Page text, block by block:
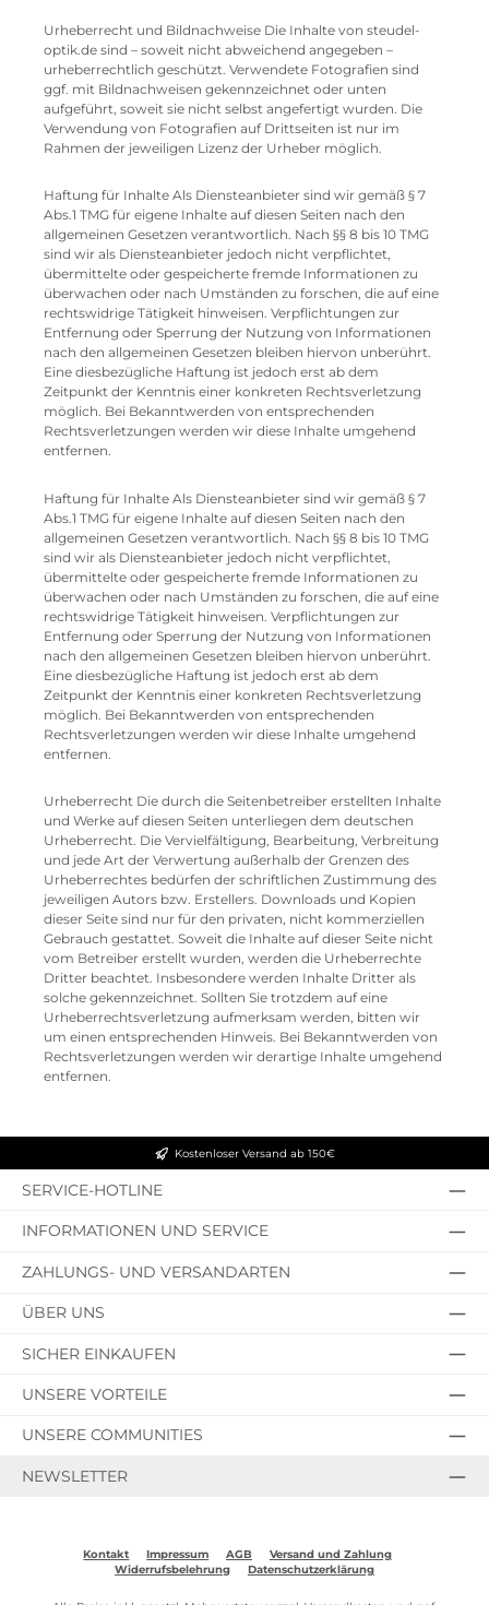
Urheberrecht und Bildnachweise Die Inhalte von steudel-
optik.de sind – soweit nicht abweichend angegeben –
urheberrechtlich geschützt. Verwendete Fotografien sind
ggf. mit Bildnachweisen gekennzeichnet oder unten
aufgeführt, soweit sie nicht selbst angefertigt wurden. Die
Verwendung von Fotografien auf Drittseiten ist nur im
Rahmen der jeweiligen Lizenz der Urheber möglich.
Haftung für Inhalte Als Diensteanbieter sind wir gemäß § 7
Abs.1 TMG für eigene Inhalte auf diesen Seiten nach den
allgemeinen Gesetzen verantwortlich. Nach §§ 8 bis 10 TMG
sind wir als Diensteanbieter jedoch nicht verpflichtet,
übermittelte oder gespeicherte fremde Informationen zu
überwachen oder nach Umständen zu forschen, die auf eine
rechtswidrige Tätigkeit hinweisen. Verpflichtungen zur
Entfernung oder Sperrung der Nutzung von Informationen
nach den allgemeinen Gesetzen bleiben hiervon unberührt.
Eine diesbezügliche Haftung ist jedoch erst ab dem
Zeitpunkt der Kenntnis einer konkreten Rechtsverletzung
möglich. Bei Bekanntwerden von entsprechenden
Rechtsverletzungen werden wir diese Inhalte umgehend
entfernen.
Haftung für Inhalte Als Diensteanbieter sind wir gemäß § 7
Abs.1 TMG für eigene Inhalte auf diesen Seiten nach den
allgemeinen Gesetzen verantwortlich. Nach §§ 8 bis 10 TMG
sind wir als Diensteanbieter jedoch nicht verpflichtet,
übermittelte oder gespeicherte fremde Informationen zu
überwachen oder nach Umständen zu forschen, die auf eine
rechtswidrige Tätigkeit hinweisen. Verpflichtungen zur
Entfernung oder Sperrung der Nutzung von Informationen
nach den allgemeinen Gesetzen bleiben hiervon unberührt.
Eine diesbezügliche Haftung ist jedoch erst ab dem
Zeitpunkt der Kenntnis einer konkreten Rechtsverletzung
möglich. Bei Bekanntwerden von entsprechenden
Rechtsverletzungen werden wir diese Inhalte umgehend
entfernen.
Urheberrecht Die durch die Seitenbetreiber erstellten Inhalte
und Werke auf diesen Seiten unterliegen dem deutschen
Urheberrecht. Die Vervielfältigung, Bearbeitung, Verbreitung
und jede Art der Verwertung außerhalb der Grenzen des
Urheberrechtes bedürfen der schriftlichen Zustimmung des
jeweiligen Autors bzw. Erstellers. Downloads und Kopien
dieser Seite sind nur für den privaten, nicht kommerziellen
Gebrauch gestattet. Soweit die Inhalte auf dieser Seite nicht
vom Betreiber erstellt wurden, werden die Urheberrechte
Dritter beachtet. Insbesondere werden Inhalte Dritter als
solche gekennzeichnet. Sollten Sie trotzdem auf eine
Urheberrechtsverletzung aufmerksam werden, bitten wir
um einen entsprechenden Hinweis. Bei Bekanntwerden von
Rechtsverletzungen werden wir derartige Inhalte umgehend
entfernen.
Kostenloser Versand ab 150€
SERVICE-HOTLINE
INFORMATIONEN UND SERVICE
ZAHLUNGS- UND VERSANDARTEN
ÜBER UNS
SICHER EINKAUFEN
UNSERE VORTEILE
UNSERE COMMUNITIES
NEWSLETTER
Kontakt Impressum AGB
Versand und Zahlung
Widerrufsbelehrung
Datenschutzerklärung